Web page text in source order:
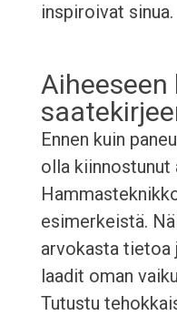
inspiroivat sinua.
Ennen kuin
olla
esimerkeistä.
arvokasta tietoa
laadit oman
Tutustu